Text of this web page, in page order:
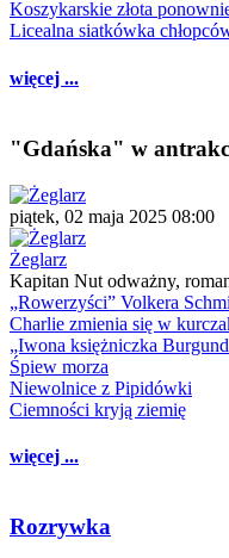
Koszykarskie złota
Licealna siatkówka
więcej ...
"Gdańska" w
piątek, 02 maja 2025 08:00
Żeglarz
Kapitan Nut odważny,
„Rowerzyści” Volkera
Charlie zmienia się w
„Iwona księżniczka
Śpiew morza
Niewolnice z Pipidówki
Ciemności kryją ziemię
więcej ...
Rozrywka